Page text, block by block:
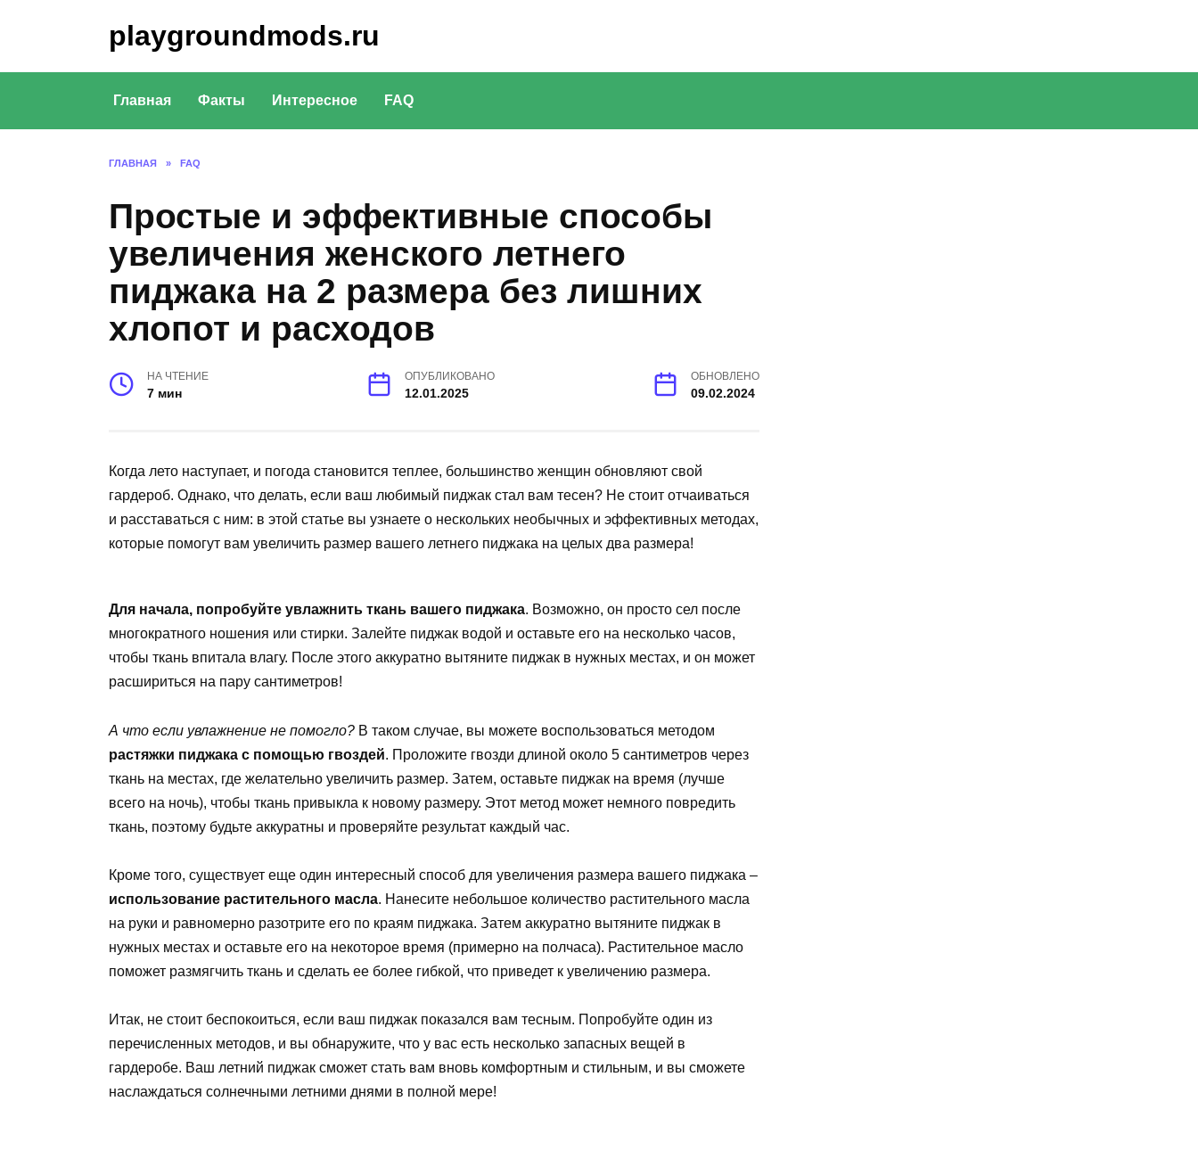
playgroundmods.ru
Главная Факты Интересное FAQ
ГЛАВНАЯ » FAQ
Простые и эффективные способы
увеличения женского летнего
пиджака на 2 размера без лишних
хлопот и расходов
НА ЧТЕНИЕ
7 мин
ОПУБЛИКОВАНО
12.01.2025
ОБНОВЛЕНО
09.02.2024
Когда лето наступает, и погода становится теплее, большинство женщин обновляют свой
гардероб. Однако, что делать, если ваш любимый пиджак стал вам тесен? Не стоит отчаиваться
и расставаться с ним: в этой статье вы узнаете о нескольких необычных и эффективных методах,
которые помогут вам увеличить размер вашего летнего пиджака на целых два размера!
Для начала, попробуйте увлажнить ткань вашего пиджака. Возможно, он просто сел после
многократного ношения или стирки. Залейте пиджак водой и оставьте его на несколько часов,
чтобы ткань впитала влагу. После этого аккуратно вытяните пиджак в нужных местах, и он может
расшириться на пару сантиметров!
А что если увлажнение не помогло? В таком случае, вы можете воспользоваться методом
растяжки пиджака с помощью гвоздей. Проложите гвозди длиной около 5 сантиметров через
ткань на местах, где желательно увеличить размер. Затем, оставьте пиджак на время (лучше
всего на ночь), чтобы ткань привыкла к новому размеру. Этот метод может немного повредить
ткань, поэтому будьте аккуратны и проверяйте результат каждый час.
Кроме того, существует еще один интересный способ для увеличения размера вашего пиджака –
использование растительного масла. Нанесите небольшое количество растительного масла
на руки и равномерно разотрите его по краям пиджака. Затем аккуратно вытяните пиджак в
нужных местах и оставьте его на некоторое время (примерно на полчаса). Растительное масло
поможет размягчить ткань и сделать ее более гибкой, что приведет к увеличению размера.
Итак, не стоит беспокоиться, если ваш пиджак показался вам тесным. Попробуйте один из
перечисленных методов, и вы обнаружите, что у вас есть несколько запасных вещей в
гардеробе. Ваш летний пиджак сможет стать вам вновь комфортным и стильным, и вы сможете
наслаждаться солнечными летними днями в полной мере!